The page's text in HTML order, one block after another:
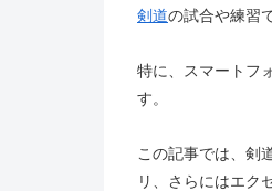
剣道の試合や練習
特に、スマートフ
す。
この記事では、剣
リ、さらにはエク